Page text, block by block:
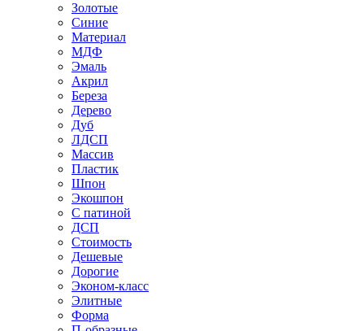
Золотые
Синие
Материал
МДФ
Эмаль
Акрил
Береза
Дерево
Дуб
ЛДСП
Массив
Пластик
Шпон
Экошпон
С патиной
ДСП
Стоимость
Дешевые
Дорогие
Эконом-класс
Элитные
Форма